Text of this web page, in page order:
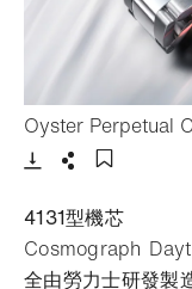
Oyster Perpetual
- 打開lightbox
4131型機芯
Cosmograph
全由勞力士研發製